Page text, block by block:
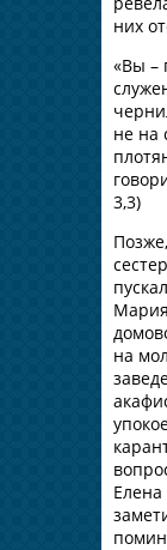
них
«Вы –
не на
3,3)
на
Елена